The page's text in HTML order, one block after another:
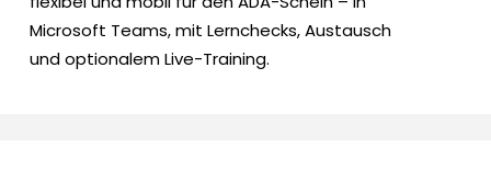
Microsoft Teams, mit Lernchecks, Austausch
und optionalem Live-Training.